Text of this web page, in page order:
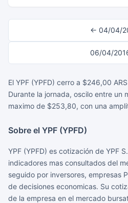
← 04/04/
06/04/
El YPF (YPFD) cerro a $246,00
Durante la jornada, oscilo entre un
maximo de $253,80, con una
Sobre el YPF (YPFD)
YPF (YPFD) es cotización de YPF
indicadores mas consultados del
seguido por inversores, empresas
de decisiones economicas. Su
de la empresa en el mercado